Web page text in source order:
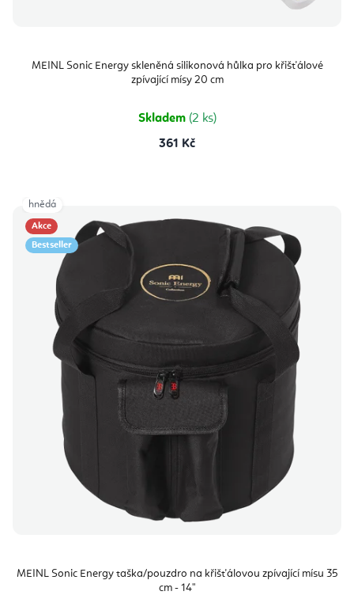
MEINL Sonic Energy skleněná silikonová hůlka pro křišťálové
zpívající mísy 20 cm
Skladem (2 ks)
361 Kč
Akce
Bestseller
MEINL Sonic Energy taška/pouzdro na křišťálovou zpívající mísu 35
cm - 14"
hnědá